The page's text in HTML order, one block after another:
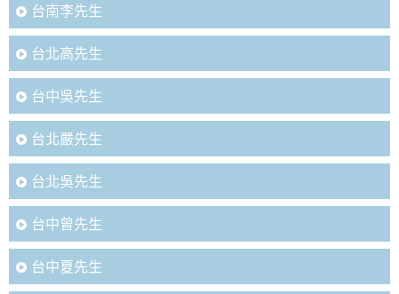
台南李先生
台北高先生
台中吳先生
台北嚴先生
台北吳先生
台中曾先生
台中夏先生